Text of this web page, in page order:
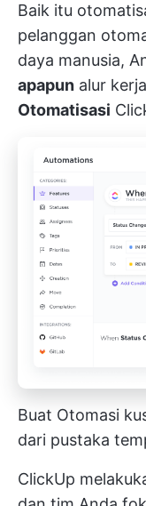
Baik itu
pelanggan
daya manusia,
apapun alur
Otomatisasi
Buat Otomasi
dari pustaka
ClickUp